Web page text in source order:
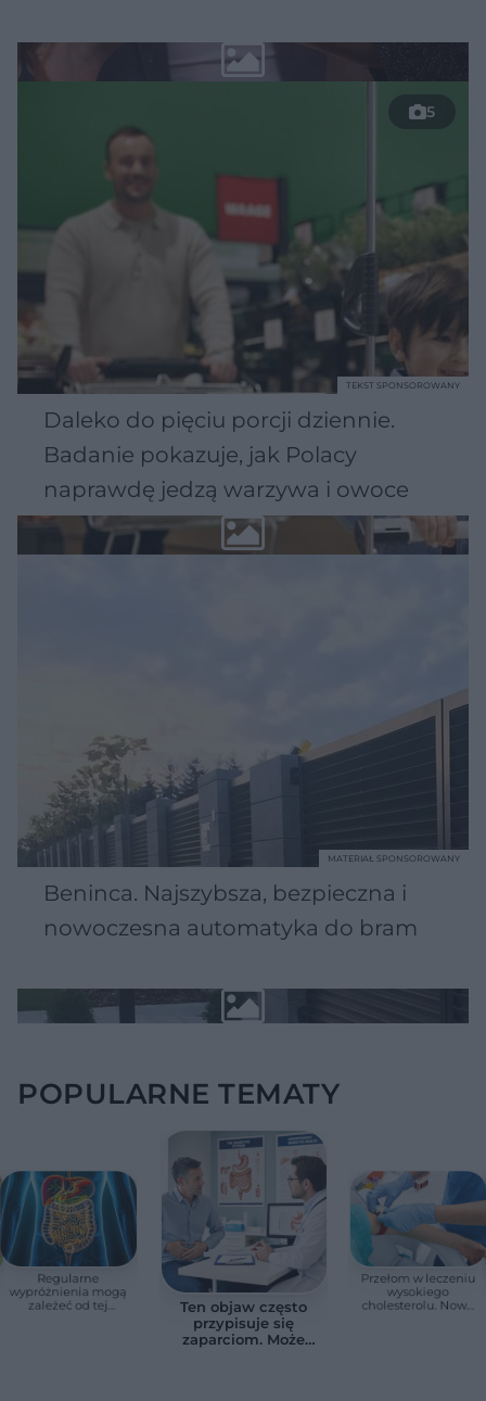
5
Daleko do pięciu porcji dziennie.
Badanie pokazuje, jak Polacy
naprawdę jedzą warzywa i owoce
TEKST SPONSOROWANY
Beninca. Najszybsza, bezpieczna i
nowoczesna automatyka do bram
MATERIAŁ SPONSOROWANY
POPULARNE TEMATY
Regularne
wypróżnienia mogą
zależeć od tej
Ten objaw często
przypisuje się
zaparciom. Może
Przełom w leczeniu
wysokiego
cholesterolu. Nowa